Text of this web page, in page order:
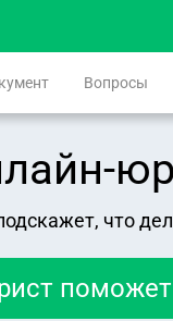
Вопросы
что